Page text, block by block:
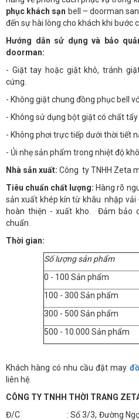
phục khách sạn bell – doorman
đến sự hài lòng cho khách khi bước
Hướng dẫn sử dụng và bảo
doorman:
- Giặt tay hoặc giặt khô, tránh
cứng.
- Không giặt chung đồng phục bell
- Không sử dụng bột giặt có chất tẩy
- Không phơi trực tiếp dưới thời tiết
- Ủi nhẹ sản phẩm trong nhiệt độ
Nhà sản xuất: Công ty TNHH Zeta
Tiêu chuẩn chất lượng: Hàng rõ
sản xuất khép kín từ khâu nhập
hoàn thiện - xuất kho. Đảm bảo
chuẩn.
Thời gian:
Số lượng sản phẩm
0 - 100 Sản phẩm
100 - 300 Sản phẩm
300 - 500 Sản phẩm
500 - 10.000 Sản phẩm
Khách hàng có nhu cầu đặt may
liên hệ.
CÔNG TY TNHH THỜI TRANG
Đ/C : Số 3/3, Đường Ngọc